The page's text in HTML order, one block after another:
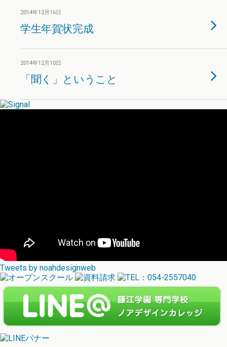
2014年12月16日
学生年賀状完成
2014年12月10日
「聞く」ということ
Tweets by noahdesignweb